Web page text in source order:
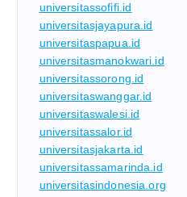
universitassofifi.id
universitasjayapura.id
universitaspapua.id
universitasmanokwari.id
universitassorong.id
universitaswanggar.id
universitaswalesi.id
universitassalor.id
universitasjakarta.id
universitassamarinda.id
universitasindonesia.org